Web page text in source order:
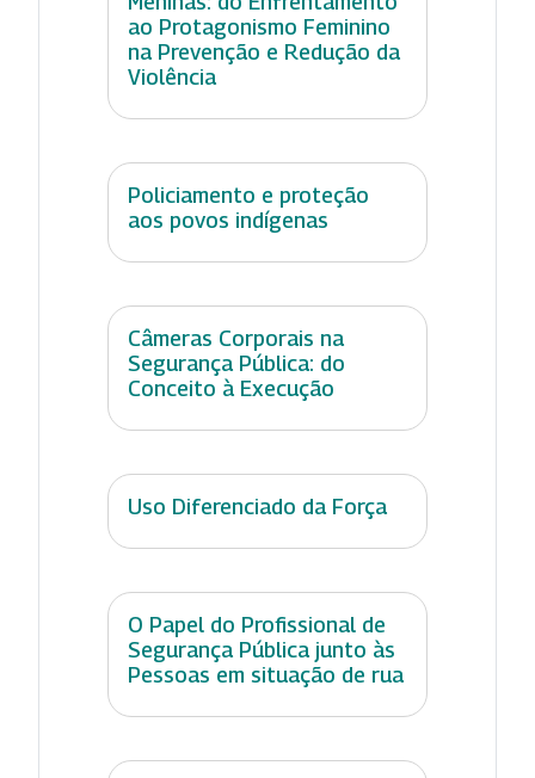
ao Protagonismo Feminino
na Prevenção e Redução da
Violência
Policiamento e proteção
aos povos indígenas
Câmeras Corporais na
Segurança Pública: do
Conceito à Execução
Uso Diferenciado da Força
O Papel do Profissional de
Segurança Pública junto às
Pessoas em situação de rua